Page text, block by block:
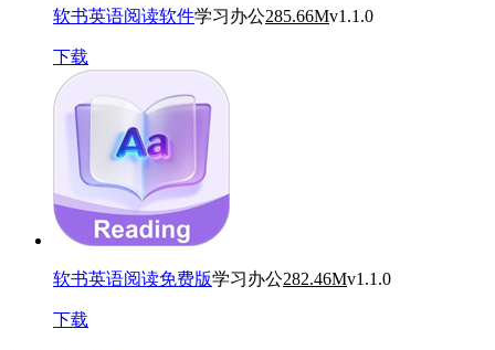
软书英语阅读软件学习办公285.66Mv1.1.0
下载
软书英语阅读免费版学习办公282.46Mv1.1.0
下载